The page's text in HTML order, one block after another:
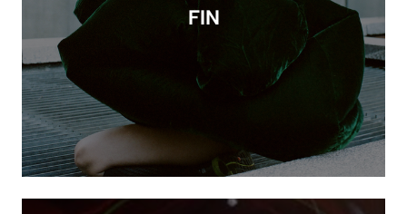
FIN